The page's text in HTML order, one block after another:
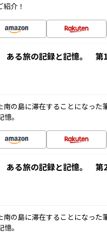
介！
ある旅の記録と記憶。 第
南の島に滞在することになった
。
ある旅の記録と記憶。 第
南の島に滞在することになった
。